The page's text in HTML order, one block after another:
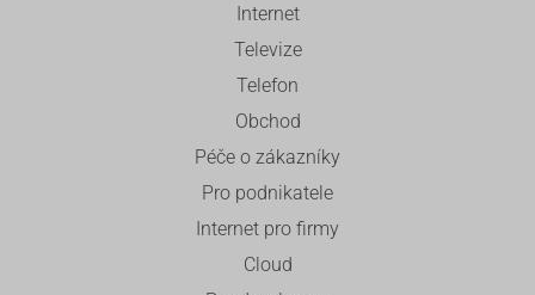
Internet
Televize
Telefon
Obchod
Péče o zákazníky
Pro podnikatele
Internet pro firmy
Cloud